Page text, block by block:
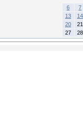
6
7
13
14
20
21
27
28